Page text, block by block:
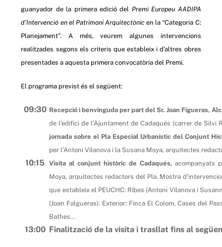
guanyador de la primera edició del Premi Europeu AADIPA
d’Intervenció en el Patrimoni Arquitectònic en la “Categoria C:
Planejament”. A més, veurem algunes intervencions
realitzades segons els criteris que estableix i d’altres obres
presentades a aquesta primera convocatòria del Premi.
El programa previst és el següent:
09:30 Recepció i benvinguda per part del Sr. Joan Figueras,
de l’edifici de l’Ajuntament de Cadaqués (carrer de Silvi
jornada sobre el Pla Especial Urbanístic del Conjunt
per l’Antoni Vilanova i la Susana Moya, arquitectes
10:15 Visita al conjunt històric de Cadaqués, acompanyats
Moya, arquitectes redactors del Pla. Mostra
que estableix el PEUCHC: Ribes (Antoni Vilanova i
(Joan Falgueras). Exterior: Finca El Colom, Cases del
Bathes…
13:00 Finalització de la visita i trasllat fins al